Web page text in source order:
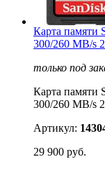
Карта памяти
300/260 MB/s
только под
Карта памяти
300/260 MB/s
Артикул:
29 900 руб.